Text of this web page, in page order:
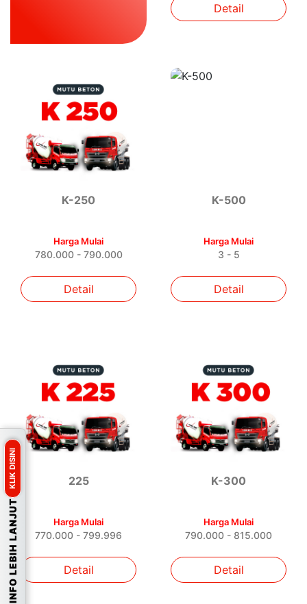
INFO LEBIH LANJUT
KLIK DISINI
Detail
K-250
Harga Mulai
780.000 - 790.000
Detail
K-500
Harga Mulai
3 - 5
Detail
225
Harga Mulai
770.000 - 799.996
Detail
K-300
Harga Mulai
790.000 - 815.000
Detail